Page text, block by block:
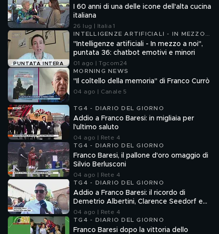
I 60 anni di una delle icone dell'alta cucina
italiana
26 lug | Italia 1
PUNTATA INTERA
INTELLIGENZE ARTIFICIALI - IN MEZZO
A NOI
"Intelligenze artificiali - In mezzo a noi",
puntata 36: chatbot emotivi e minori
01 ago | Tgcom24
MORNING NEWS
"Il coltello della memoria" di Franco Currò
04 ago | Canale 5
TG4 - DIARIO DEL GIORNO
Addio a Franco Baresi: in migliaia per
l'ultimo saluto
04 ago | Rete 4
TG4 - DIARIO DEL GIORNO
Franco Baresi, il pallone d'oro omaggio di
Silvio Berlusconi
04 ago | Rete 4
TG4 - DIARIO DEL GIORNO
Addio a Franco Baresi: il ricordo di
Demetrio Albertini, Clarence Seedorf e
Giovanni Galli
04 ago | Rete 4
TG4 - DIARIO DEL GIORNO
Franco Baresi dopo la vittoria dello